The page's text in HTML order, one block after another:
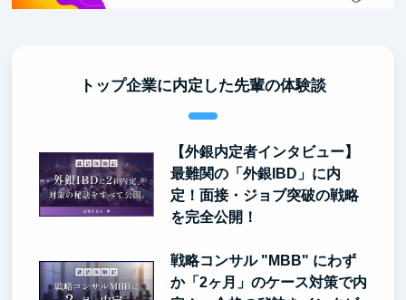
トップ企業に内定した先輩の体験談
【外銀内定者インタビュー】
最難関の「外銀IBD」に内
定！面接・ジョブ突破の戦略
を完全公開！
戦略コンサル "MBB" にわず
か「2ヶ月」のケース対策で内